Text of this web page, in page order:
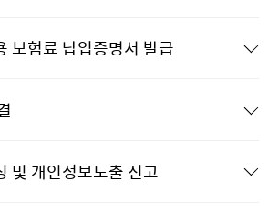
보험료 납입증명서 발급
및 개인정보노출 신고